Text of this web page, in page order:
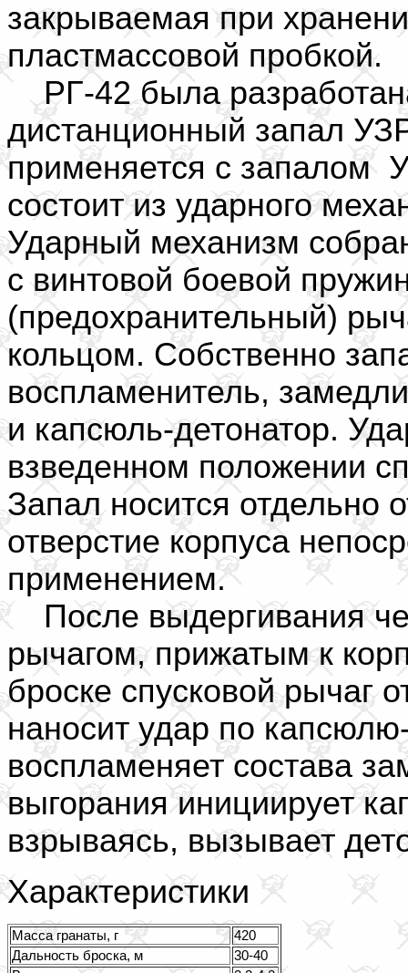
закрываемая при
пластмассовой пробкой.
РГ-42 была
дистанционный запал
применяется с
состоит из ударного
Ударный механизм
с винтовой боевой
(предохранительный)
кольцом. Собственно
воспламенитель,
и капсюль-детонатор.
взведенном положении
Запал носится отдельно
отверстие корпуса
применением.
После выдергивания
рычагом, прижатым к
броске спусковой рычаг
наносит удар по
воспламеняет состава
выгорания инициирует
взрываясь, вызывает
Характеристики
Масса гранаты, г
420
Дальность броска, м
30-40